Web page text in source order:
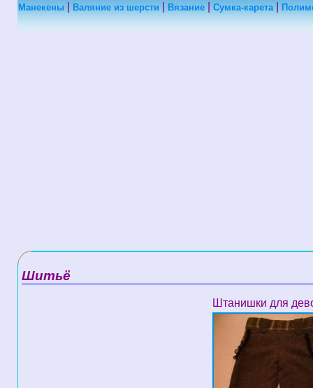
Манекены|Валяние из шерсти|Вязание|Сумка-карета|
Шитьё
Штанишки для